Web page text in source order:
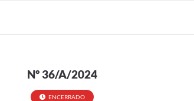
Nº 36/A/2024
ENCERRADO